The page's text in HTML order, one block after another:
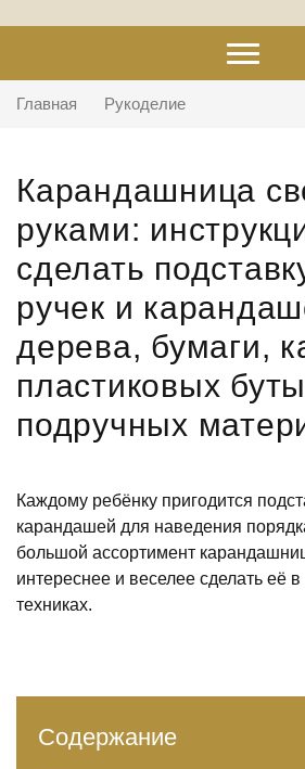
Главная Рукоделие
Карандашница
руками:
сделать
ручек и
дерева, бумаги,
пластиковых
подручных
Каждому ребёнку пригодится
карандашей для наведения
большой ассортимент
интереснее и веселее сделать её
техниках.
Содержание